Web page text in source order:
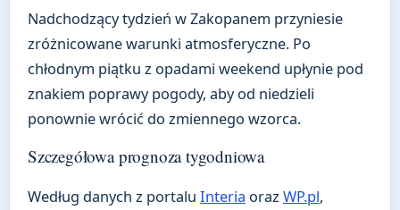
Nadchodzący tydzień w Zakopanem przyniesie
zróżnicowane warunki atmosferyczne. Po
chłodnym piątku z opadami weekend upłynie pod
znakiem poprawy pogody, aby od niedzieli
ponownie wrócić do zmiennego wzorca.
Szczegółowa prognoza tygodniowa
Według danych z portalu Interia oraz WP.pl,